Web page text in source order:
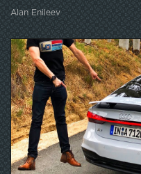
Alan Enileev